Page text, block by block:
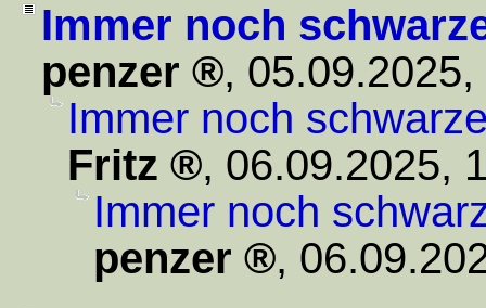
Immer noch
penzer
,
Immer noch
Fritz
, 06.09.2025,
Immer noch
penzer
,